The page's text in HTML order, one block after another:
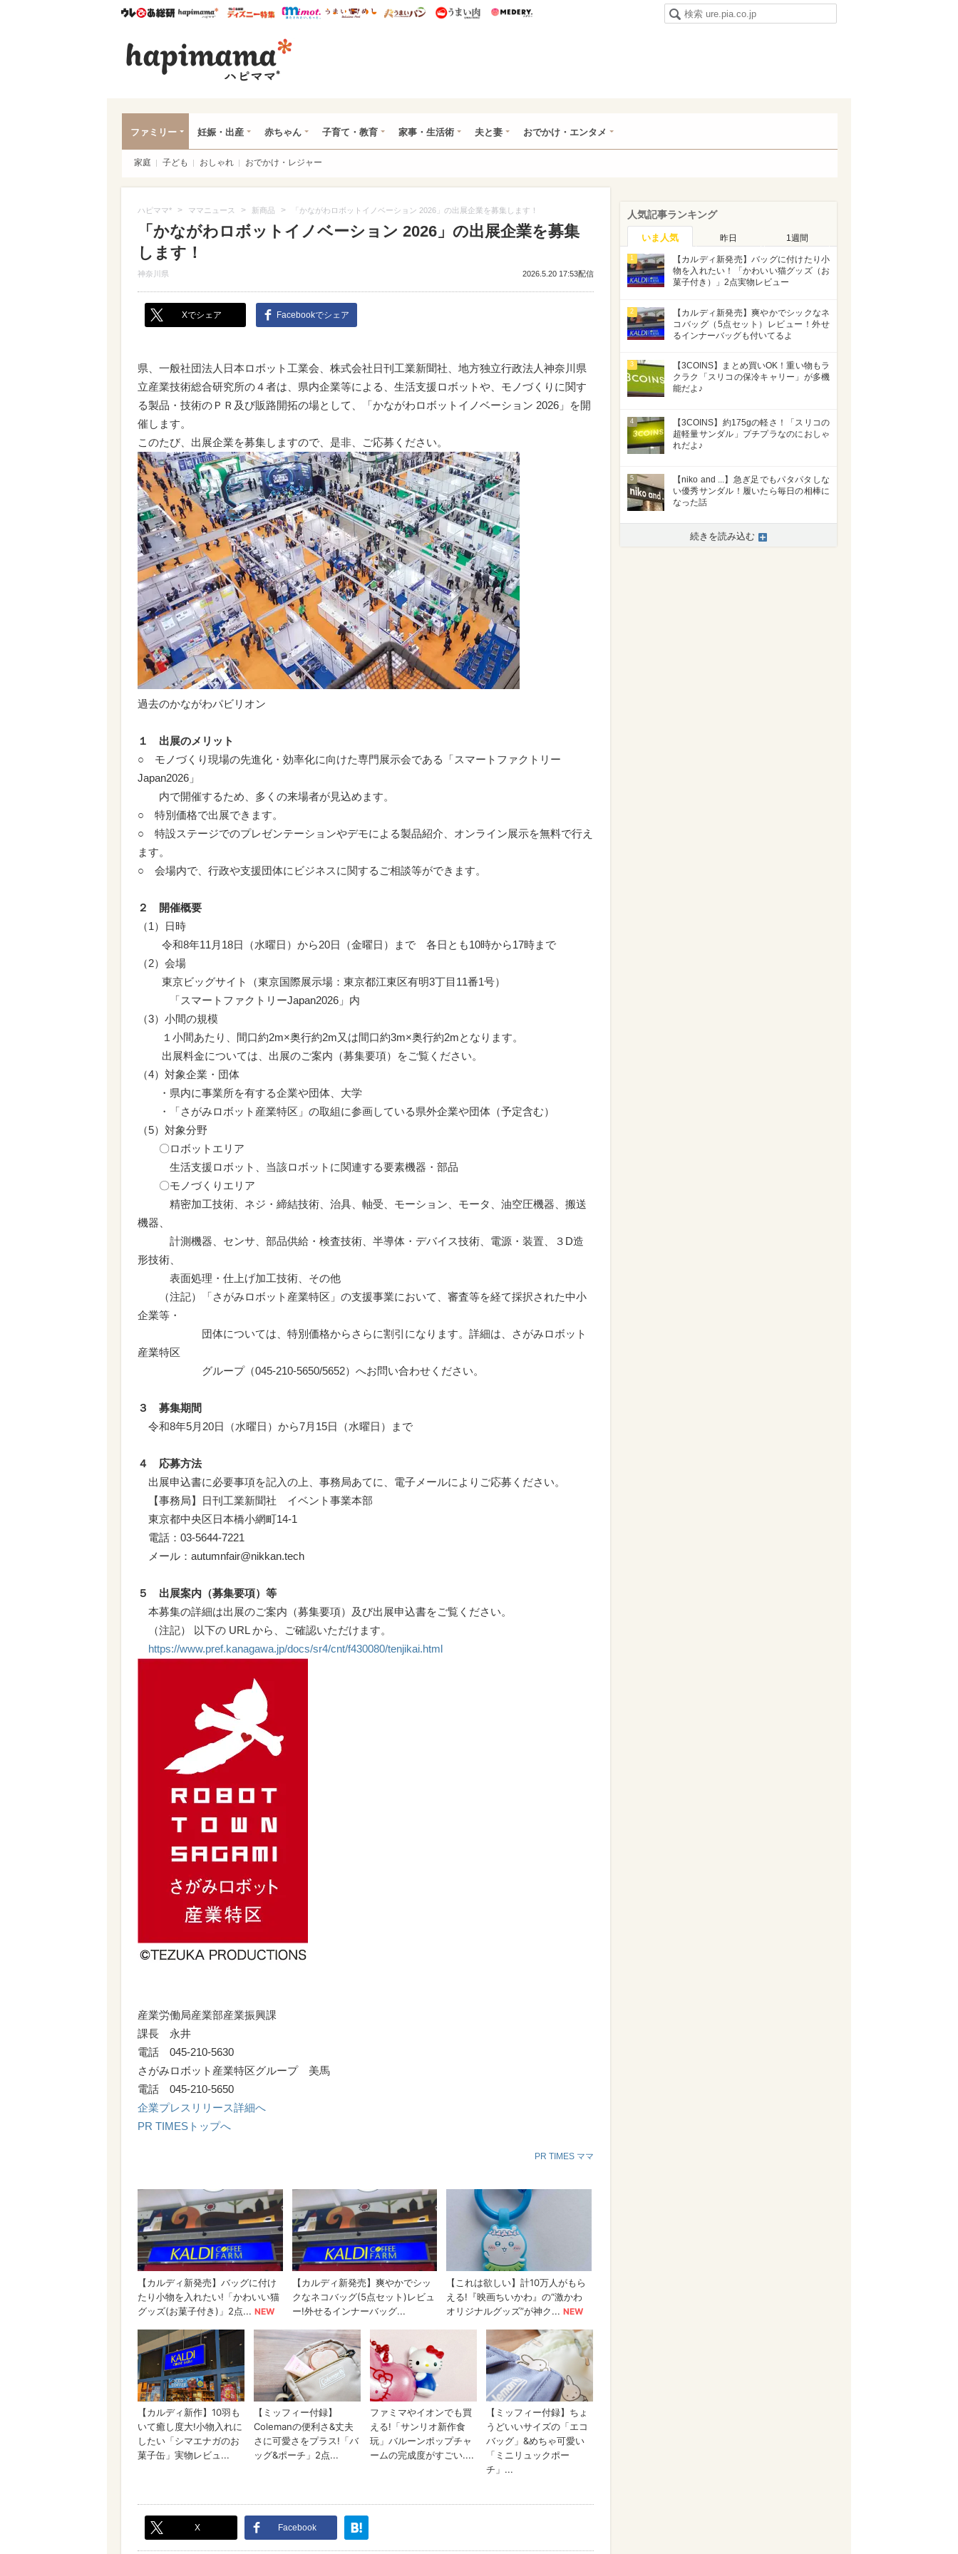
ウレぴあ総研ハピママ* ウレぴあ総研 ディズニー特集
mimot. うまいめし うまいパン うまい肉
ファミリー 妊娠・出産 赤ちゃん 子育て・教育 家事・生活術 夫と妻 おでかけ・エンタメ
家庭 子ども おしゃれ おでかけ・レジャー
ハピママ* > ママニュース > 新商品 > 「かながわロボットイノベーション 2026」の出展企業を募集します！
「かながわロボットイノベーション 2026」の出展企業を募集
します！
神奈川県 2026.5.20 17:53配信
Xでシェア Facebookでシェア
県、一般社団法人日本ロボット工業会、株式会社日刊工業新聞社、地方独立行政法人神奈川県
立産業技術総合研究所の４者は、県内企業等による、生活支援ロボットや、モノづくりに関す
る製品・技術のＰＲ及び販路開拓の場として、「かながわロボットイノベーション 2026」を開
催します。
このたび、出展企業を募集しますので、是非、ご応募ください。
過去のかながわパビリオン
１ 出展のメリット
○ モノづくり現場の先進化・効率化に向けた専門展示会である「スマートファクトリー
Japan2026」
内で開催するため、多くの来場者が見込めます。
○ 特別価格で出展できます。
○ 特設ステージでのプレゼンテーションやデモによる製品紹介、オンライン展示を無料で行え
ます。
○ 会場内で、行政や支援団体にビジネスに関するご相談等ができます。
２ 開催概要
（1）日時
令和8年11月18日（水曜日）から20日（金曜日）まで 各日とも10時から17時まで
（2）会場
東京ビッグサイト（東京国際展示場：東京都江東区有明3丁目11番1号）
「スマートファクトリーJapan2026」内
（3）小間の規模
１小間あたり、間口約2m×奥行約2m又は間口約3m×奥行約2mとなります。
出展料金については、出展のご案内（募集要項）をご覧ください。
（4）対象企業・団体
・県内に事業所を有する企業や団体、大学
・「さがみロボット産業特区」の取組に参画している県外企業や団体（予定含む）
（5）対象分野
〇ロボットエリア
生活支援ロボット、当該ロボットに関連する要素機器・部品
〇モノづくりエリア
精密加工技術、ネジ・締結技術、治具、軸受、モーション、モータ、油空圧機器、搬送
機器、
計測機器、センサ、部品供給・検査技術、半導体・デバイス技術、電源・装置、３D造
形技術、
表面処理・仕上げ加工技術、その他
（注記）「さがみロボット産業特区」の支援事業において、審査等を経て採択された中小
企業等・
団体については、特別価格からさらに割引になります。詳細は、さがみロボット
産業特区
グループ（045-210-5650/5652）へお問い合わせください。
３ 募集期間
令和8年5月20日（水曜日）から7月15日（水曜日）まで
４ 応募方法
出展申込書に必要事項を記入の上、事務局あてに、電子メールによりご応募ください。
【事務局】日刊工業新聞社 イベント事業本部
東京都中央区日本橋小網町14-1
電話：03-5644-7221
メール：autumnfair@nikkan.tech
５ 出展案内（募集要項）等
本募集の詳細は出展のご案内（募集要項）及び出展申込書をご覧ください。
（注記） 以下の URL から、ご確認いただけます。
https://www.pref.kanagawa.jp/docs/sr4/cnt/f430080/tenjikai.html
産業労働局産業部産業振興課
課長 永井
電話 045-210-5630
さがみロボット産業特区グループ 美馬
電話 045-210-5650
企業プレスリリース詳細へ
PR TIMESトップへ
PR TIMES ママ
X Facebook
人気記事ランキング
いま人気 昨日 1週間
1
【カルディ新発売】バッグに付けたり小
物を入れたい！「かわいい猫グッズ（お
菓子付き）」2点実物レビュー
2
【カルディ新発売】爽やかでシックなネ
コバッグ（5点セット）レビュー！外せ
るインナーバッグも付いてるよ
3
【3COINS】まとめ買いOK！重い物もラ
クラク「スリコの保冷キャリー」が多機
能だよ♪
4
【3COINS】約175gの軽さ！「スリコの
超軽量サンダル」プチプラなのにおしゃ
れだよ♪
5
【niko and ...】急ぎ足でもパタパタしな
い優秀サンダル！履いたら毎日の相棒に
なった話
続きを読み込む